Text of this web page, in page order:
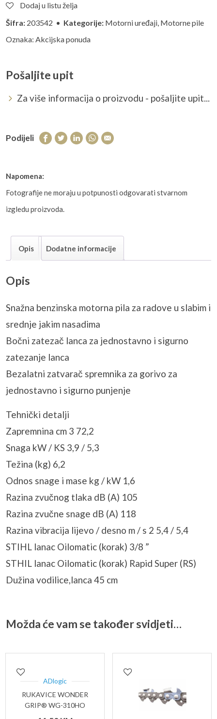
Dodaj u listu želja
Šifra: 203542 • Kategorije: Motorni uređaji, Motorne pile
Oznaka: Akcijska ponuda
Pošaljite upit
Za više informacija o proizvodu - pošaljite upit...
Podijeli
Napomena:
Fotografije ne moraju u potpunosti odgovarati stvarnom
izgledu proizvoda.
Opis Dodatne informacije
Opis
Snažna benzinska motorna pila za radove u slabim i
srednje jakim nasadima
Bočni zatezač lanca za jednostavno i sigurno
zatezanje lanca
Bezalatni zatvarač spremnika za gorivo za
jednostavno i sigurno punjenje
Tehnički detalji
Zapremnina cm 3 72,2
Snaga kW / KS 3,9 / 5,3
Težina (kg) 6,2
Odnos snage i mase kg / kW 1,6
Razina zvučnog tlaka dB (A) 105
Razina zvučne snage dB (A) 118
Razina vibracija lijevo / desno m / s 2 5,4 / 5,4
STIHL lanac Oilomatic (korak) 3/8 ”
STHIL lanac Oilomatic (korak) Rapid Super (RS)
Dužina vodilice,lanca 45 cm
Možda će vam se također svidjeti…
ADlogic
RUKAVICE WONDER
GRIP® WG-310HO